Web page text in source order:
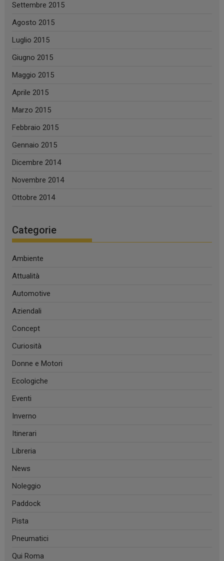
Settembre 2015
Agosto 2015
Luglio 2015
Giugno 2015
Maggio 2015
Aprile 2015
Marzo 2015
Febbraio 2015
Gennaio 2015
Dicembre 2014
Novembre 2014
Ottobre 2014
Categorie
Ambiente
Attualità
Automotive
Aziendali
Concept
Curiosità
Donne e Motori
Ecologiche
Eventi
Inverno
Itinerari
Libreria
News
Noleggio
Paddock
Pista
Pneumatici
Qui Roma